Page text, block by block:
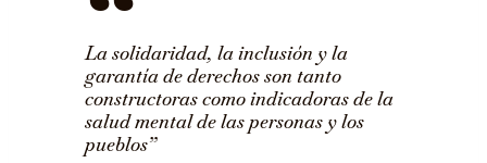
La solidaridad, la inclusión y la
garantía de derechos son tanto
constructoras como indicadoras de la
salud mental de las personas y los
pueblos”